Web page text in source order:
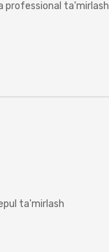
professional ta'mirlash
ta'mirlash